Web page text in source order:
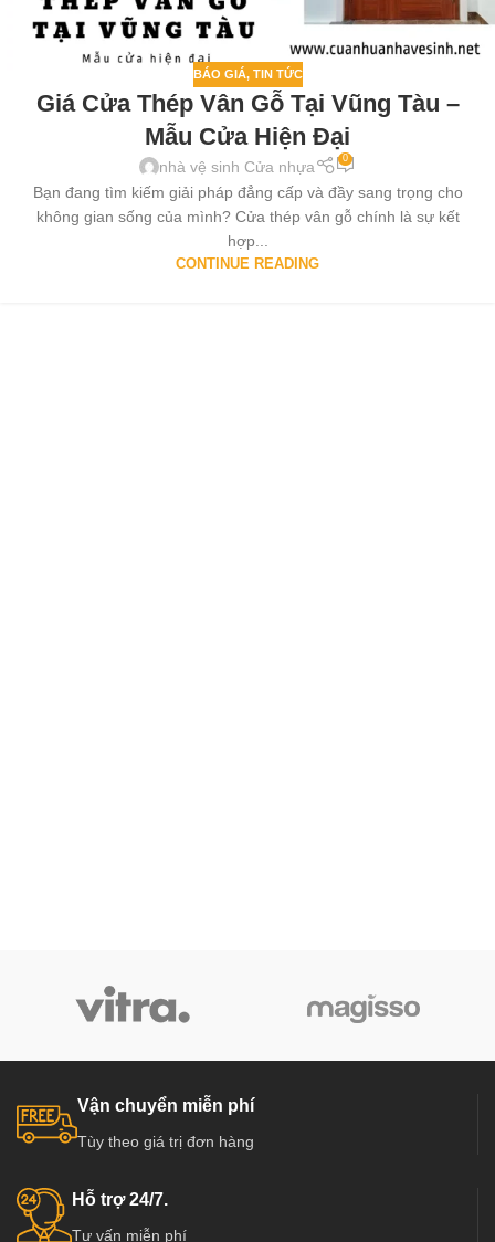
BÁO GIÁ, TIN TỨC
Giá Cửa Thép Vân Gỗ Tại Vũng Tàu –
Mẫu Cửa Hiện Đại
nhà vệ sinh Cửa nhựa 0
Bạn đang tìm kiếm giải pháp đẳng cấp và đầy sang trọng cho
không gian sống của mình? Cửa thép vân gỗ chính là sự kết
hợp...
CONTINUE READING
Vận chuyển miễn phí
Tùy theo giá trị đơn hàng
Hỗ trợ 24/7.
Tư vấn miễn phí